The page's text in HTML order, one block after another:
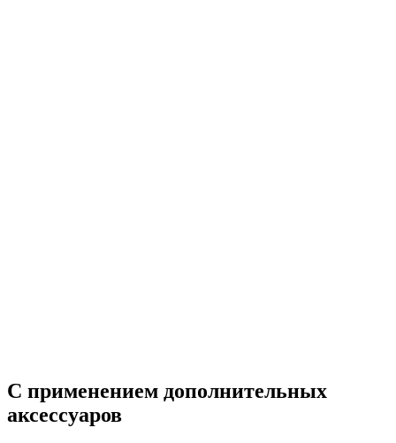
С применением дополнительных
аксессуаров